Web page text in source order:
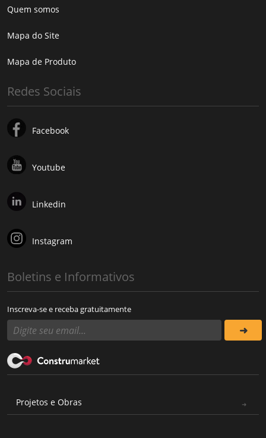
Quem somos
Mapa do Site
Mapa de Produto
Redes Sociais
Facebook
Youtube
Linkedin
Instagram
Boletins e Informativos
Inscreva-se e receba gratuitamente
Projetos e Obras